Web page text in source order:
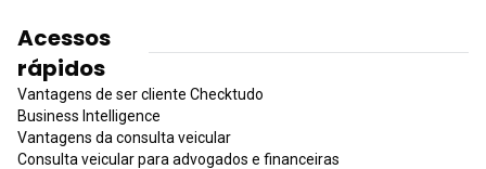
Acessos
rápidos
Vantagens de ser cliente Checktudo
Business Intelligence
Vantagens da consulta veicular
Consulta veicular para advogados e financeiras